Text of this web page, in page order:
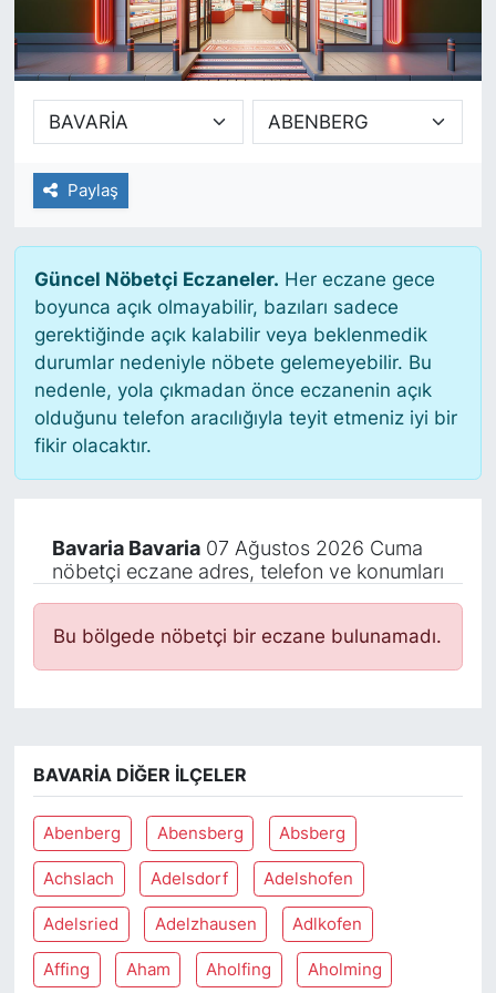
Paylaş
Güncel Nöbetçi Eczaneler. Her eczane gece
boyunca açık olmayabilir, bazıları sadece
gerektiğinde açık kalabilir veya beklenmedik
durumlar nedeniyle nöbete gelemeyebilir. Bu
nedenle, yola çıkmadan önce eczanenin açık
olduğunu telefon aracılığıyla teyit etmeniz iyi bir
fikir olacaktır.
Bavaria Bavaria07 Ağustos 2026 Cuma
nöbetçi eczane adres, telefon ve konumları
Bu bölgede nöbetçi bir eczane bulunamadı.
BAVARIA DIĞER İLÇELER
Abenberg Abensberg Absberg
Achslach Adelsdorf Adelshofen
Adelsried Adelzhausen Adlkofen
Affing Aham Aholfing Aholming
SİYASET
SAĞLIK